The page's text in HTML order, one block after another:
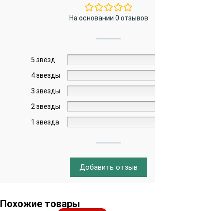
На основании 0 отзывов
5 звёзд
4 звезды
3 звезды
2 звезды
1 звезда
Добавить отзыв
Похожие товары